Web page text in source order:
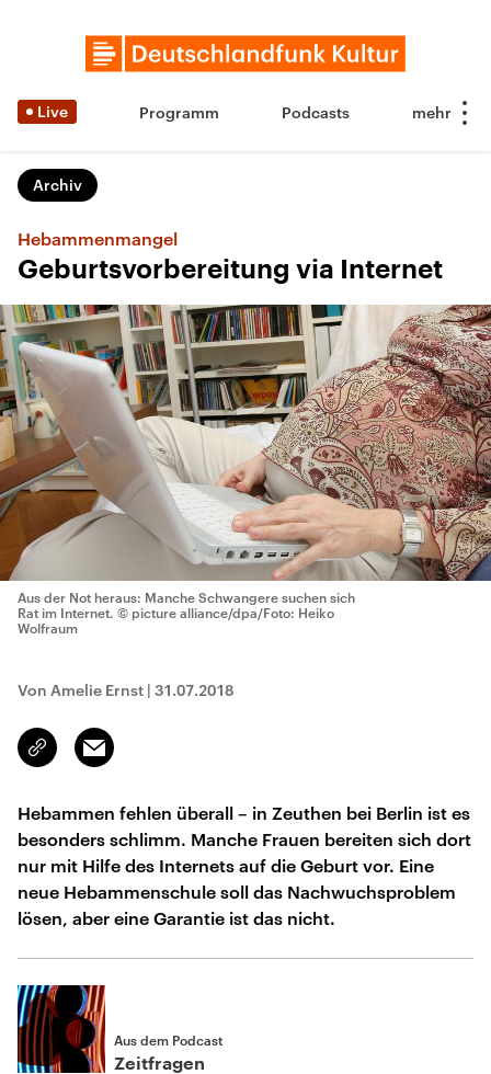
Live Programm Podcasts
Archiv
Hebammenmangel
Geburtsvorbereitung via Internet
Aus der Not heraus: Manche Schwangere suchen sich
Rat im Internet. © picture alliance/dpa/Foto: Heiko
Wolfraum
Von Amelie Ernst | 31.07.2018
Link
kopieren/teilen
Email
Hebammen fehlen überall – in Zeuthen bei Berlin ist es
besonders schlimm. Manche Frauen bereiten sich dort
nur mit Hilfe des Internets auf die Geburt vor. Eine
neue Hebammenschule soll das Nachwuchsproblem
lösen, aber eine Garantie ist das nicht.
Aus dem Podcast
Zeitfragen